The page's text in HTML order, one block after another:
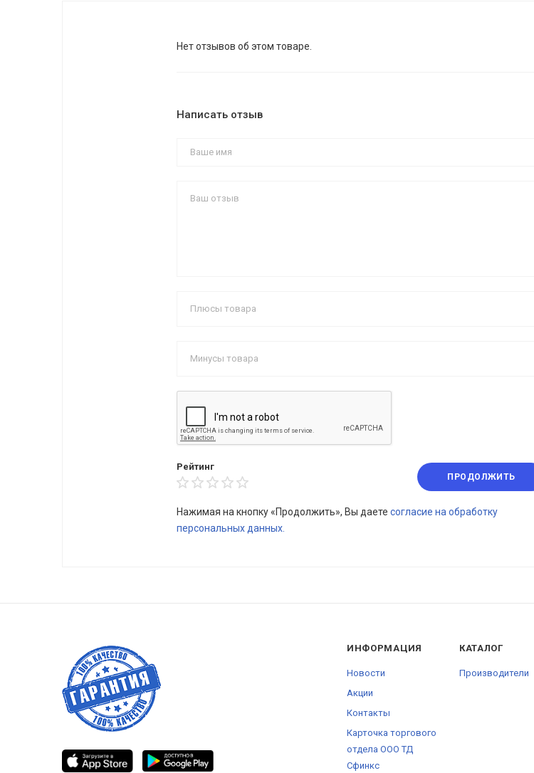
Нет отзывов об этом товаре.
Написать отзыв
Рейтинг
ПРОДОЛЖИТЬ
Нажимая на кнопку «Продолжить», Вы даете согласие на обработку
персональных данных.
ИНФОРМАЦИЯ
Новости
Акции
Контакты
Карточка торгового
отдела ООО ТД
Сфинкс
КАТАЛОГ
Производители